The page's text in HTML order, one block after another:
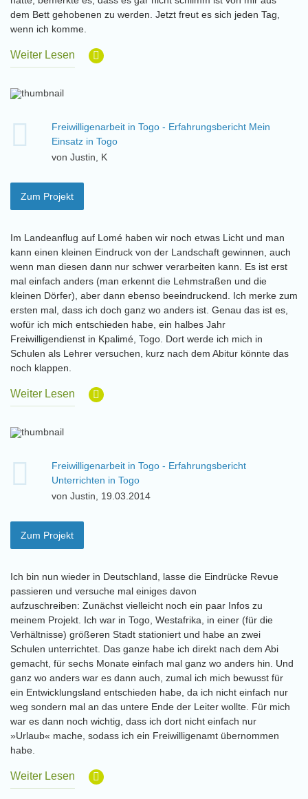
dem Bett gehobenen zu werden. Jetzt freut es sich jeden Tag,
wenn ich komme.
Weiter Lesen
Freiwilligenarbeit in Togo - Erfahrungsbericht Mein
Einsatz in Togo
von Justin, K
Zum Projekt
Im Landeanflug auf Lomé haben wir noch etwas Licht und man
kann einen kleinen Eindruck von der Landschaft gewinnen, auch
wenn man diesen dann nur schwer verarbeiten kann. Es ist erst
mal einfach anders (man erkennt die Lehmstraßen und die
kleinen Dörfer), aber dann ebenso beeindruckend. Ich merke zum
ersten mal, dass ich doch ganz wo anders ist. Genau das ist es,
wofür ich mich entschieden habe, ein halbes Jahr
Freiwilligendienst in Kpalimé, Togo. Dort werde ich mich in
Schulen als Lehrer versuchen, kurz nach dem Abitur könnte das
noch klappen.
Weiter Lesen
Freiwilligenarbeit in Togo - Erfahrungsbericht
Unterrichten in Togo
von Justin, 19.03.2014
Zum Projekt
Ich bin nun wieder in Deutschland, lasse die Eindrücke Revue
passieren und versuche mal einiges davon
aufzuschreiben: Zunächst vielleicht noch ein paar Infos zu
meinem Projekt. Ich war in Togo, Westafrika, in einer (für die
Verhältnisse) größeren Stadt stationiert und habe an zwei
Schulen unterrichtet. Das ganze habe ich direkt nach dem Abi
gemacht, für sechs Monate einfach mal ganz wo anders hin. Und
ganz wo anders war es dann auch, zumal ich mich bewusst für
ein Entwicklungsland entschieden habe, da ich nicht einfach nur
weg sondern mal an das untere Ende der Leiter wollte. Für mich
war es dann noch wichtig, dass ich dort nicht einfach nur
»Urlaub« mache, sodass ich ein Freiwilligenamt übernommen
habe.
Weiter Lesen